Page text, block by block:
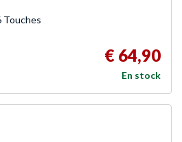
Touches
€ 64,90
En stock